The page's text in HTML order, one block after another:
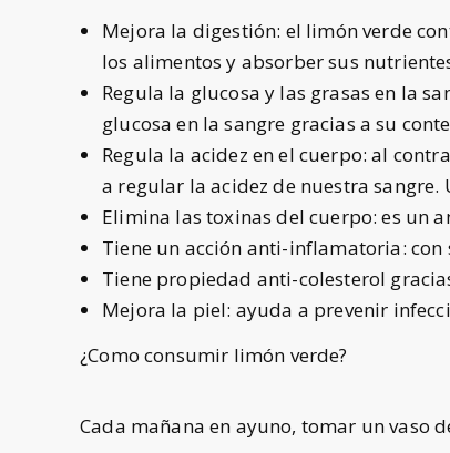
Mejora la digestión: el limón verde
los alimentos y absorber sus
Regula la glucosa y las grasas en la
glucosa en la sangre gracias a su
Regula la acidez en el cuerpo: al
a regular la acidez de nuestra
Elimina las toxinas del cuerpo: es un
Tiene un acción anti-inflamatoria:
Tiene propiedad anti-colesterol
Mejora la piel: ayuda a prevenir
¿Como consumir limón verde?
Cada mañana en ayuno, tomar un vaso